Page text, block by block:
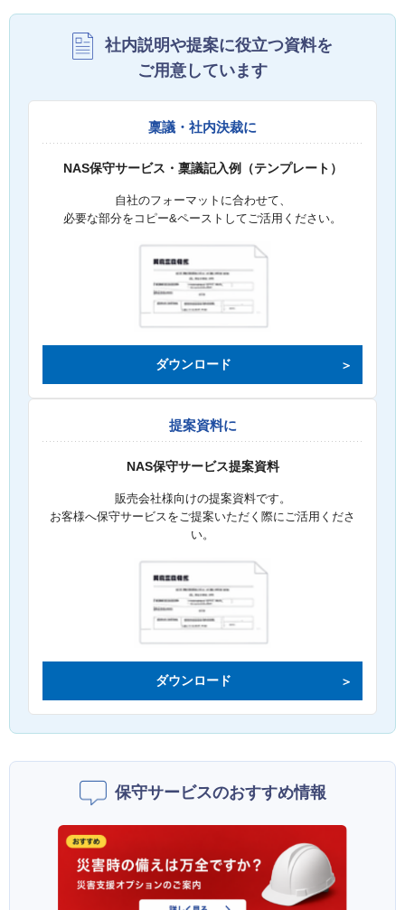
社内説明や提案に役立つ資料を
ご用意しています
稟議・社内決裁に
NAS保守サービス・稟議記入例（テンプレート）
自社のフォーマットに合わせて、
必要な部分をコピー&ペーストしてご活用ください。
ダウンロード
提案資料に
NAS保守サービス提案資料
販売会社様向けの提案資料です。
お客様へ保守サービスをご提案いただく際にご活用くださ
い。
ダウンロード
保守サービスのおすすめ情報